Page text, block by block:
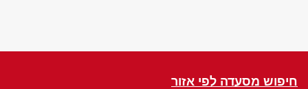
חיפוש מסעדה לפי אזור